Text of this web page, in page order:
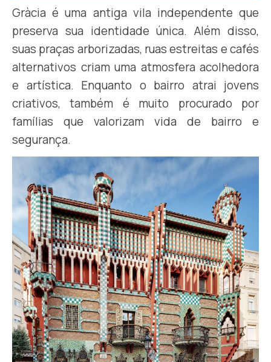
Gràcia é uma antiga vila independente que
preserva sua identidade única. Além disso,
suas praças arborizadas, ruas estreitas e cafés
alternativos criam uma atmosfera acolhedora
e artística. Enquanto o bairro atrai jovens
criativos, também é muito procurado por
famílias que valorizam vida de bairro e
segurança.